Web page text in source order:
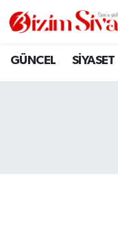
GÜNCEL SİYASET
ARAMIZDAN
Sivas Nöbetçi